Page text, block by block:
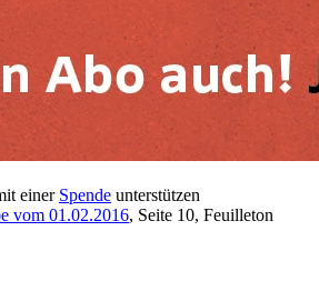
einer Spende unterstützen
vom 01.02.2016, Seite 10, Feuilleton